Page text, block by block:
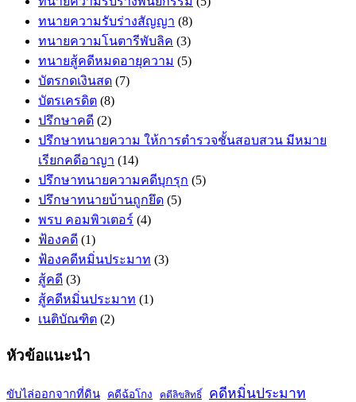
ทนายความรับร่างสัญญา (8)
ทนายความโนตารีพับลิค (3)
ทนายสู้คดีหมดอายุความ (5)
บัตรกดเงินสด (7)
บัตรเครดิต (8)
ปรึกษาคดี (2)
ปรึกษาทนายความ ให้การตำรวจชั้นสอบสวน มีหมาย
เรียกคดีอาญา (14)
ปรึกษาทนายความคดีบุกรุก (5)
ปรึกษาทนายบ้านถูกยึด (5)
พรบ คอมพิวเตอร์ (4)
ฟ้องคดี (1)
ฟ้องคดีหมิ่นประมาท (3)
สู้คดี (3)
สู้คดีหมิ่นประมาท (1)
เนติบัณฑิต (2)
หัวข้อแนะนำ
ขับไล่ออกจากที่ดิน คดีฉ้อโกง คดีลิขสิทธิ์ คดีหมิ่นประมาท